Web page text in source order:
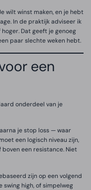
wilt winst maken, en je hebt
In de praktijk adviseer ik
hoger. Dat geeft je genoeg
paar slechte weken hebt.
een
onderdeel van je
je stop loss — waar
een logisch niveau zijn,
een resistance. Niet
zijn op een volgend
swing high, of simpelweg